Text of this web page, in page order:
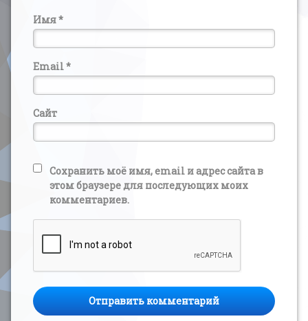
Имя*
Email*
Сайт
Сохранить моё имя, email и адрес сайта в
этом браузере для последующих моих
комментариев.